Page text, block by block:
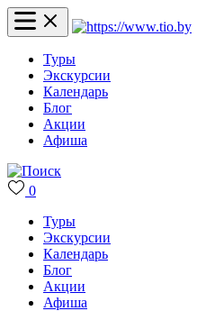
Туры
Экскурсии
Календарь
Блог
Акции
Афиша
0
Туры
Экскурсии
Календарь
Блог
Акции
Афиша